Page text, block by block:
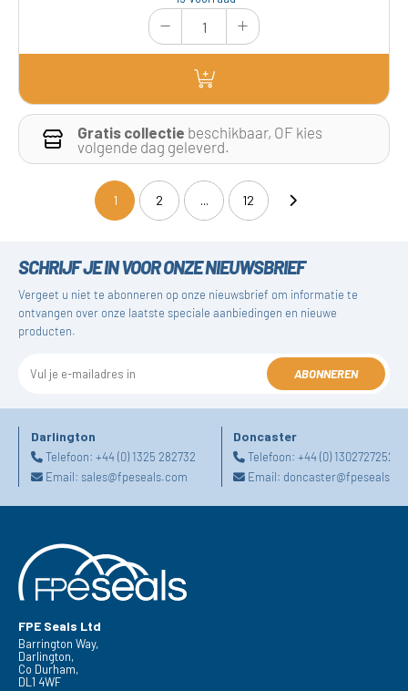
Gratis collectie beschikbaar, OF kies
volgende dag geleverd.
1(current)2 ... 12
SCHRIJF JE IN VOOR ONZE NIEUWSBRIEF
Vergeet u niet te abonneren op onze nieuwsbrief om informatie te
ontvangen over onze laatste speciale aanbiedingen en nieuwe
producten.
ABONNEREN
Darlington
Telefoon: +44 (0) 1325 282732
Email: sales@fpeseals.com
Doncaster
Telefoon:+44 (0) 1302727252
Email:
FPE Seals Ltd
Barrington Way,
Darlington,
Co Durham,
DL1 4WF